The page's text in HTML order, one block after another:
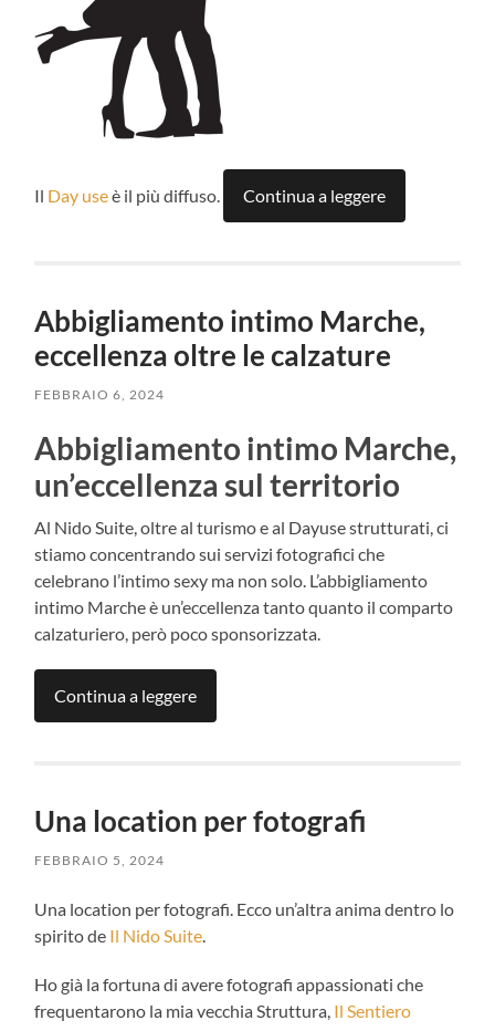
Il Day useè il più diffuso. Continua a leggere
Abbigliamento intimo Marche,
eccellenza oltre le calzature
FEBBRAIO 6, 2024
Abbigliamento intimo Marche,
un’eccellenza sul territorio
Al Nido Suite, oltre al turismo e al Dayuse strutturati, ci
stiamo concentrando sui servizi fotografici che
celebrano l’intimo sexy ma non solo. L’abbigliamento
intimo Marche è un’eccellenza tanto quanto il comparto
calzaturiero, però poco sponsorizzata.
Continua a leggere
Una location per fotografi
FEBBRAIO 5, 2024
Una location per fotografi. Ecco un’altra anima dentro lo
spirito de Il Nido Suite
Ho già la fortuna di avere fotografi appassionati che
frequentarono la mia vecchia Struttura, Il Sentiero